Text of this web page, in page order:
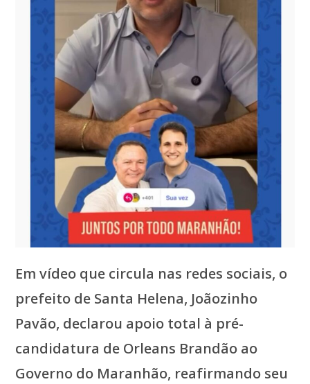
Em vídeo que circula nas redes sociais, o
prefeito de Santa Helena, Joãozinho
Pavão, declarou apoio total à pré-
candidatura de Orleans Brandão ao
Governo do Maranhão, reafirmando seu